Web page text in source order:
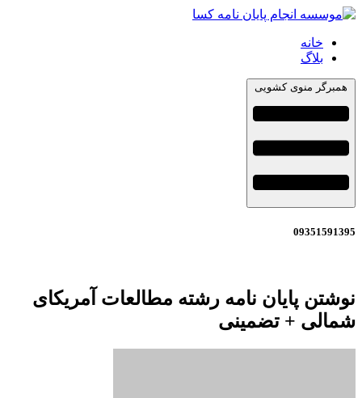
خانه
بلاگ
همبرگر منوی کشویی
09351591395
نوشتن پایان نامه رشته مطالعات آمریکای
شمالی + تضمینی